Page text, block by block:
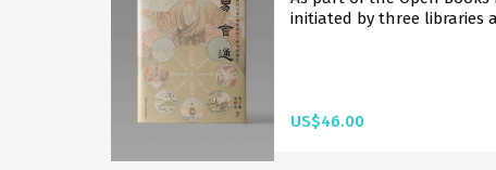
initiated by three libraries
US$46.00